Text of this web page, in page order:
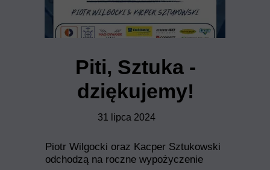
31 lipca 2024
Piti, Sztuka -
dziękujemy!
Piotr Wilgocki oraz Kacper Sztukowski
odchodzą na roczne wypożyczenie